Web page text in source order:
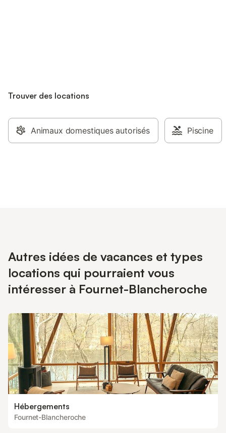
Trouver des locations
Animaux domestiques autorisés Piscine
Autres idées de vacances et types
locations qui pourraient vous
intéresser à Fournet-Blancheroche
Hébergements
Fournet-Blancheroche